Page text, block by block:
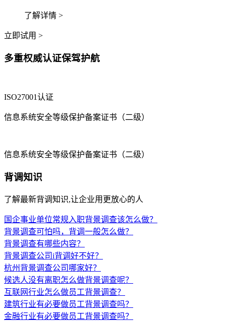
了解详情 >
立即试用 >
多重权威认证保驾护航
ISO27001认证
信息系统安全等级保护备案证书（二级）
信息系统安全等级保护备案证书（二级）
背调知识
了解最新背调知识,让企业用更放心的人
国企事业单位常规入职背景调查该怎么做？
背景调查可怕吗，背调一般怎么做？
背景调查有哪些内容？
背景调查公司i背调好不好？
杭州背景调查公司哪家好？
候选人没有离职怎么做背景调查呢？
互联网行业怎么做员工背景调查？
建筑行业有必要做员工背景调查吗？
金融行业有必要做员工背景调查吗？